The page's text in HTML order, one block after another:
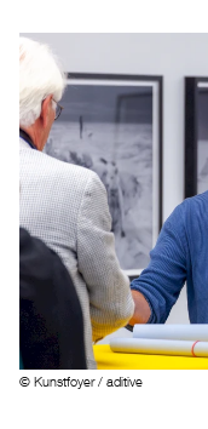
© Kunstfoyer / aditive